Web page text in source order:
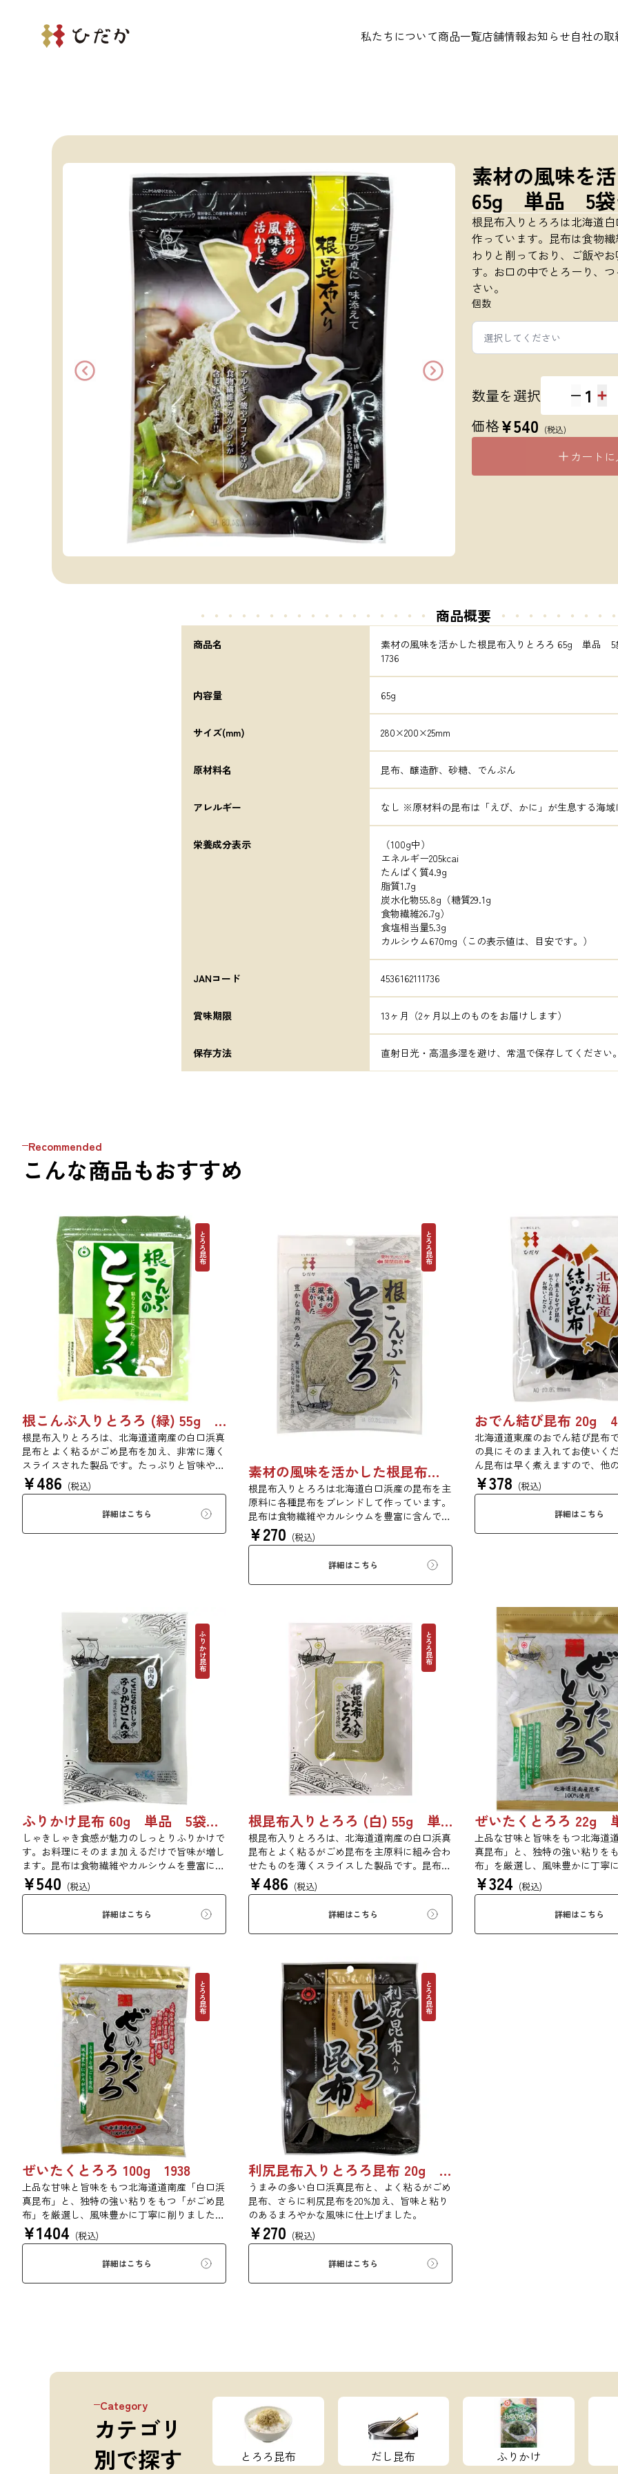
私たちについて商品一覧店舗情報お知らせ自社の
素材の風味を
65g 単品 5袋
根昆布入りとろろは北海道
作っています。昆布は食物
わりと削っており、ご飯や
す。お口の中でとろーり、
さい。
個数
選択してください
数量を選択 1
価格¥540 (税込)
カート
・・・・・ ・・・・・・・・・・・・ 商品概要 ・・・・・ ・・・
商品名
素材の風味を活かした根昆布入りとろろ 65g　単品
1736
内容量 65g
サイズ(mm) 280×200×25mm
原材料名 昆布、醸造酢、砂糖、でんぷん
アレルギー なし ※原材料の昆布は「えび、かに」が生息する海
栄養成分表示
（100g中）
エネルギー205kcai
たんぱく質4.9g
脂質1.7g
炭水化物55.8g（糖質29.1g
食物繊維26.7g）
食塩相当量5.3g
カルシウム670mg（この表示値は、目安です。）
JANコード 4536162111736
賞味期限 13ヶ月（2ヶ月以上のものをお届けします）
保存方法 直射日光・高温多湿を避け、常温で保存してください
Recommended
こんな商品もおすすめ
とろろ昆布
根こんぶ入りとろろ (緑) 55g 単品 5袋セット 20袋セット 3054
根昆布入りとろろは、北海道道南産の白口浜真
昆布とよく粘るがごめ昆布を加え、非常に薄く
スライスされた製品です。たっぷりと旨味や粘
りがあり、昆布本来の風味を存分にご賞味いた
だけます。現代の食生活にぜひ一日一度、お好
¥486 (税込)
詳細はこちら
とろろ昆布
素材の風味を活かした根昆布入りとろろ 23g 単品 5袋セット 20袋セット 3481
根昆布入りとろろは北海道白口浜産の昆布を主
原料に各種昆布をブレンドして作っています。
昆布は食物繊維やカルシウムを豊富に含んでい
ます。薄くふんわりと削っており、ご飯やお吸
い物、うどんに入れて美味しく召し上がれま
す。お口の中でとろーり、つるっと広がる根昆
布入りとろろを是非ご賞味ください。
¥270 (税込)
詳細はこちら
おでん結び昆布 20g
北海道道東産のおでん結び昆布
の具にそのまま入れてお使いく
ん昆布は早く煮えますので、他
入れるとうまく煮えます。
¥378 (税込)
詳細はこちら
ふりかけ昆布
ふりかけ昆布 60g 単品 5袋セット 20袋セット 5102
しゃきしゃき食感が魅力のしっとりふりかけで
す。お料理にそのまま加えるだけで旨味が増し
ます。昆布は食物繊維やカルシウムを豊富に含
んでいるため、バランスのとれた食生活のため
にお使いいただけます。また、本商品は第20回
¥540 (税込)
詳細はこちら
とろろ昆布
根昆布入りとろろ (白) 55g 単品 5袋 20袋 3429
根昆布入りとろろは、北海道道南産の白口浜真
昆布とよく粘るがごめ昆布を主原料に組み合わ
せたものを薄くスライスした製品です。昆布本
来の風味を存分にご賞味ください。
¥486 (税込)
詳細はこちら
上品な甘味と旨味をもつ北海道
真昆布」と、独特の強い粘りを
布」を厳選し、風味豊かに丁寧
ぜいたくな味を、思う存分にご
¥324 (税込)
詳細はこちら
とろろ昆布
ぜいたくとろろ 100g 1938
上品な甘味と旨味をもつ北海道道南産「白口浜
真昆布」と、独特の強い粘りをもつ「がごめ昆
布」を厳選し、風味豊かに丁寧に削りました。
ぜいたくな味を、思う存分にご堪能ください。
¥1404 (税込)
詳細はこちら
とろろ昆布
利尻昆布入りとろろ昆布 20g 3436
うまみの多い白口浜真昆布と、よく粘るがごめ
昆布、さらに利尻昆布を20%加え、旨味と粘り
のあるまろやかな風味に仕上げました。
¥270 (税込)
詳細はこちら
Category
カテゴリ
別で探す
とろろ昆布 だし昆布 ふりかけ